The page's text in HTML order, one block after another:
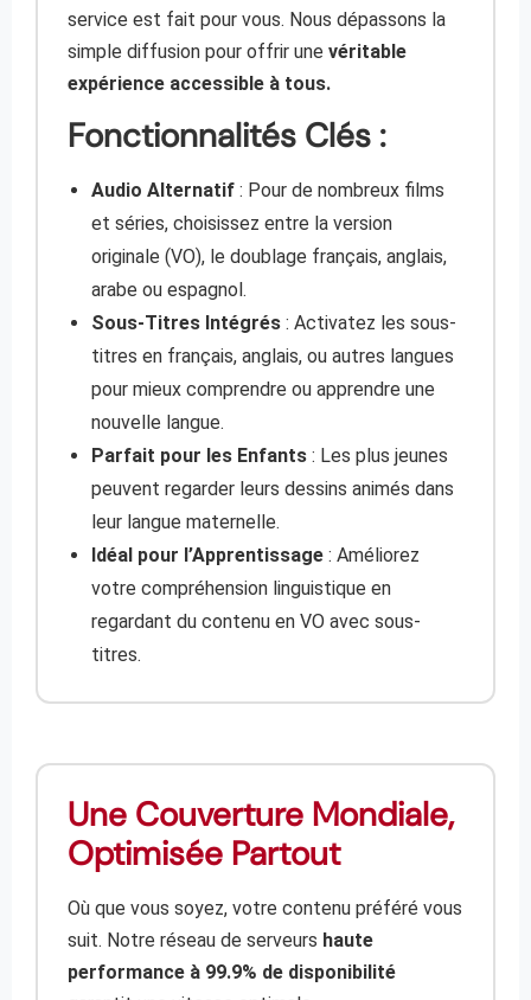
service est fait pour vous. Nous dépassons la
simple diffusion pour offrir une véritable
expérience accessible à tous.
Fonctionnalités Clés :
Audio Alternatif : Pour de nombreux films
et séries, choisissez entre la version
originale (VO), le doublage français, anglais,
arabe ou espagnol.
Sous-Titres Intégrés : Activatez les sous-
titres en français, anglais, ou autres langues
pour mieux comprendre ou apprendre une
nouvelle langue.
Parfait pour les Enfants : Les plus jeunes
peuvent regarder leurs dessins animés dans
leur langue maternelle.
Idéal pour l’Apprentissage : Améliorez
votre compréhension linguistique en
regardant du contenu en VO avec sous-
titres.
Une Couverture Mondiale,
Optimisée Partout
Où que vous soyez, votre contenu préféré vous
suit. Notre réseau de serveurs haute
performance à 99.9% de disponibilité